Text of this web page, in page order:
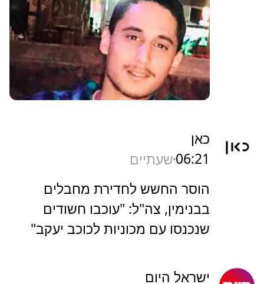
כאן
06:21שעתיים
הוסר החשש לחדירת מחבלים
בבנימין, צה"ל: "עוכבו חשודים
שנכנסו עם מכוניות לכוכב יעקב"
ישראל היום